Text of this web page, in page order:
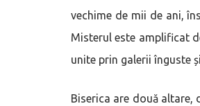
vechime de mii de ani,
Misterul este amplificat
unite prin galerii înguste
Biserica are două altare,